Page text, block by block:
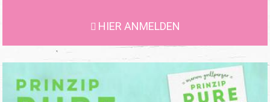
HIER ANMELDEN